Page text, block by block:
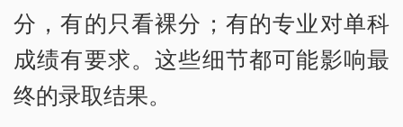
分，有的只看裸分；有的专业对单科
成绩有要求。这些细节都可能影响最
终的录取结果。